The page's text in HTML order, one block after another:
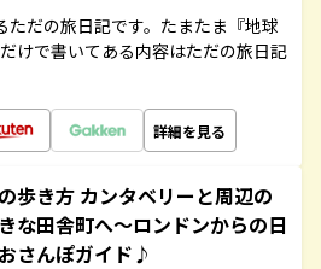
ただの旅日記です。たまたま『地球
けで書いてある内容はただの旅日記
詳細を見る
歩き方 カンタベリーと周辺の
な田舎町へ～ロンドンからの日
さんぽガイド♪